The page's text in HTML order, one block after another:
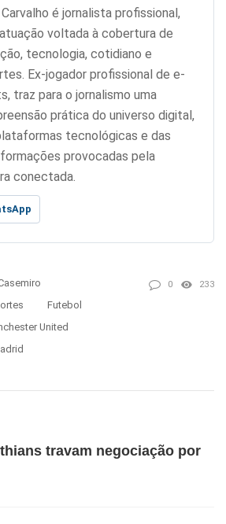
Carvalho é jornalista profissional,
voltada à cobertura de
tecnologia, cotidiano e
Ex-jogador profissional de e-
traz para o jornalismo uma
prática do universo digital,
tecnológicas e das
provocadas pela
conectada.
Futebol
United
0 233
travam negociação por